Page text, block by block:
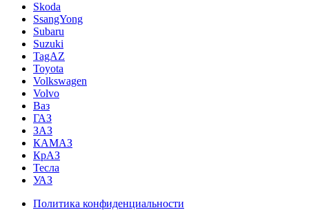
Skoda
SsangYong
Subaru
Suzuki
TagAZ
Toyota
Volkswagen
Volvo
Ваз
ГАЗ
ЗАЗ
КАМАЗ
КрАЗ
Тесла
УАЗ
Политика конфиденциальности